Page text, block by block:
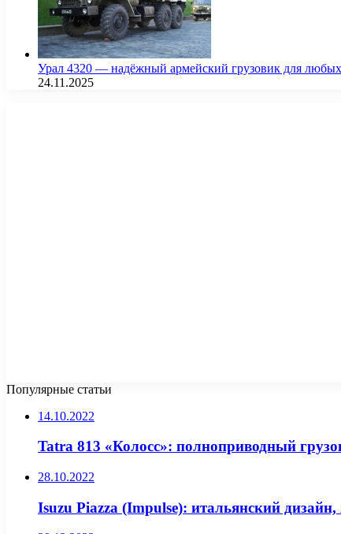
Урал 4320 — надёжный армейский грузовик для
24.11.2025
Популярные статьи
14.10.2022
Tatra 813 «Колосс»: полноприводный
28.10.2022
Isuzu Piazza (Impulse): итальянский дизайн,